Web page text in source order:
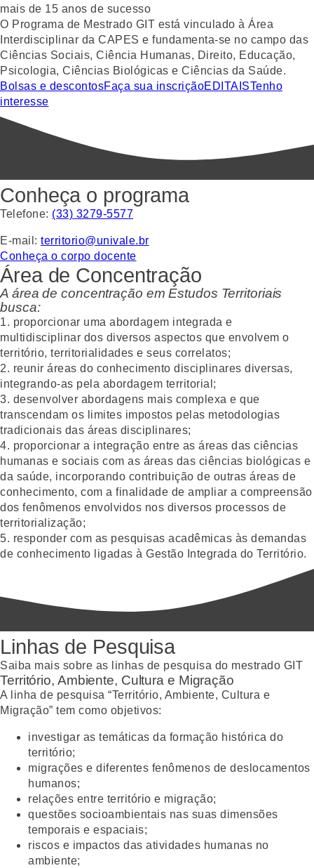
mais de 15 anos de sucesso
O Programa de Mestrado GIT está vinculado à Área
Interdisciplinar da CAPES e fundamenta-se no campo das
Ciências Sociais, Ciência Humanas, Direito, Educação,
Psicologia, Ciências Biológicas e Ciências da Saúde.
Bolsas e descontosFaça sua inscriçãoEDITAISTenho
interesse
Conheça o programa
Telefone: (33) 3279-5577
E-mail: territorio@univale.br
Conheça o corpo docente
Área de Concentração
A área de concentração em Estudos Territoriais
busca:
1. proporcionar uma abordagem integrada e
multidisciplinar dos diversos aspectos que envolvem o
território, territorialidades e seus correlatos;
2. reunir áreas do conhecimento disciplinares diversas,
integrando-as pela abordagem territorial;
3. desenvolver abordagens mais complexa e que
transcendam os limites impostos pelas metodologias
tradicionais das áreas disciplinares;
4. proporcionar a integração entre as áreas das ciências
humanas e sociais com as áreas das ciências biológicas e
da saúde, incorporando contribuição de outras áreas de
conhecimento, com a finalidade de ampliar a compreensão
dos fenômenos envolvidos nos diversos processos de
territorialização;
5. responder com as pesquisas acadêmicas às demandas
de conhecimento ligadas à Gestão Integrada do Território.
Linhas de Pesquisa
Saiba mais sobre as linhas de pesquisa do mestrado GIT
Território, Ambiente, Cultura e Migração
A linha de pesquisa “Território, Ambiente, Cultura e
Migração” tem como objetivos:
investigar as temáticas da formação histórica do
território;
migrações e diferentes fenômenos de deslocamentos
humanos;
relações entre território e migração;
questões socioambientais nas suas dimensões
temporais e espaciais;
riscos e impactos das atividades humanas no
ambiente;